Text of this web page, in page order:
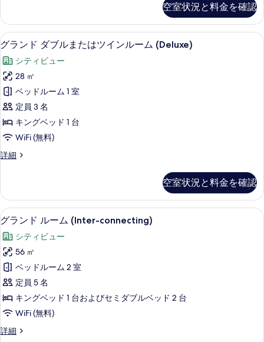
ム
(Deluxe)
の
す
べ
て
の
写
真
を
す
る
ダ
ブ
ル
ー
ム
(Deluxe)
の
詳
細
空室状況と料金を確認
グ
ラ
ン
ド
ダ
ブ
ル
ま
た
ツ
イ
ン
ル
ー
ム
(Deluxe)
の
す
べ
ミニバー、セーフティボックス (室内
11
グランド ダブルまたはツインルーム (Deluxe)
シティビュー
28 ㎡
ベッドルーム 1 室
定員 3 名
キングベッド 1 台
WiFi (無料)
詳細
グ
ダ
ブ
ル
た
は
ツ
イ
ン
ル
ー
ム
の
空室状況と料金を確認
グ
ラ
ン
ド
ル
ー
ム
(Inter-
connecting)
ミニバー、セーフティボックス (室内
7
グランド ルーム (Inter-connecting)
シティビュー
56 ㎡
ベッドルーム 2 室
定員 5 名
キングベッド 1 台およびセミダブルベッド 2 台
WiFi (無料)
詳細
グ